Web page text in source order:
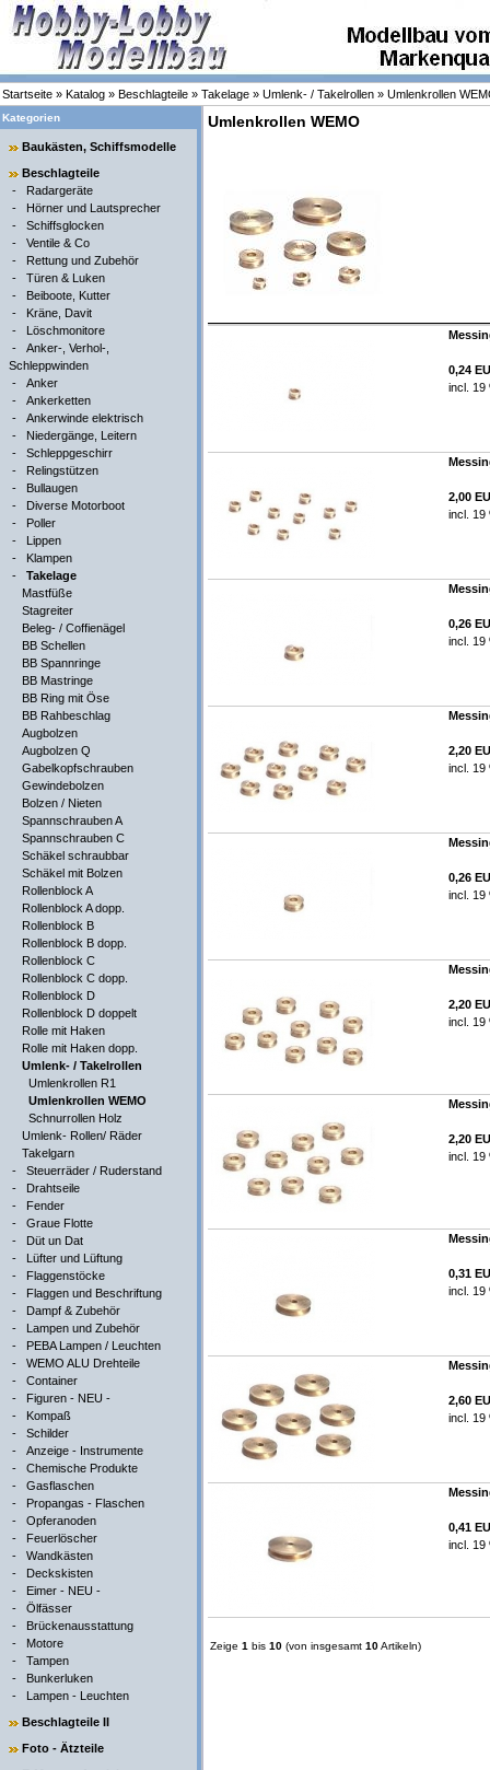
Startseite » Katalog » Beschlagteile » Takelage » Umlenk- / Takelrollen » Umlenkrollen
Kategorien
Baukästen, Schiffsmodelle
Beschlagteile
- Radargeräte
- Hörner und Lautsprecher
- Schiffsglocken
- Ventile & Co
- Rettung und Zubehör
- Türen & Luken
- Beiboote, Kutter
- Kräne, Davit
- Löschmonitore
- Anker-, Verhol-,
Schleppwinden
- Anker
- Ankerketten
- Ankerwinde elektrisch
- Niedergänge, Leitern
- Schleppgeschirr
- Relingstützen
- Bullaugen
- Diverse Motorboot
- Poller
- Lippen
- Klampen
- Takelage
Mastfüße
Stagreiter
Beleg- / Coffienägel
BB Schellen
BB Spannringe
BB Mastringe
BB Ring mit Öse
BB Rahbeschlag
Augbolzen
Augbolzen Q
Gabelkopfschrauben
Gewindebolzen
Bolzen / Nieten
Spannschrauben A
Spannschrauben C
Schäkel schraubbar
Schäkel mit Bolzen
Rollenblock A
Rollenblock A dopp.
Rollenblock B
Rollenblock B dopp.
Rollenblock C
Rollenblock C dopp.
Rollenblock D
Rollenblock D doppelt
Rolle mit Haken
Rolle mit Haken dopp.
Umlenk- / Takelrollen
Umlenkrollen R1
Umlenkrollen WEMO
Schnurrollen Holz
Umlenk- Rollen/ Räder
Takelgarn
- Steuerräder / Ruderstand
- Drahtseile
- Fender
- Graue Flotte
- Düt un Dat
- Lüfter und Lüftung
- Flaggenstöcke
- Flaggen und Beschriftung
- Dampf & Zubehör
- Lampen und Zubehör
- PEBA Lampen / Leuchten
- WEMO ALU Drehteile
- Container
- Figuren - NEU -
- Kompaß
- Schilder
- Anzeige - Instrumente
- Chemische Produkte
- Gasflaschen
- Propangas - Flaschen
- Opferanoden
- Feuerlöscher
- Wandkästen
- Deckskisten
- Eimer - NEU -
- Ölfässer
- Brückenausstattung
- Motore
- Tampen
- Bunkerluken
- Lampen - Leuchten
Beschlagteile II
Foto - Ätzteile
Umlenkrollen WEMO
0,24
incl. 19
2,00
incl. 19
0,26
incl. 19
2,20
incl. 19
0,26
incl. 19
2,20
incl. 19
2,20
incl. 19
0,31
incl. 19
2,60
incl. 19
0,41
incl. 19
Zeige 1 bis 10 (von insgesamt 10Artikeln)